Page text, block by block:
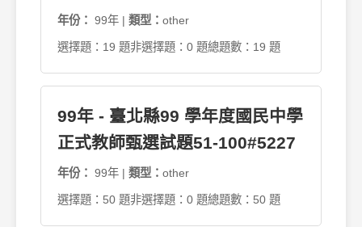
年份： 99年 | 類型： other
選擇題：19 題非選擇題：0 題總題數：19 題
99年 - 臺北縣99 學年度國民中學
正式教師甄選試題51-100#5227
年份： 99年 | 類型： other
選擇題：50 題非選擇題：0 題總題數：50 題